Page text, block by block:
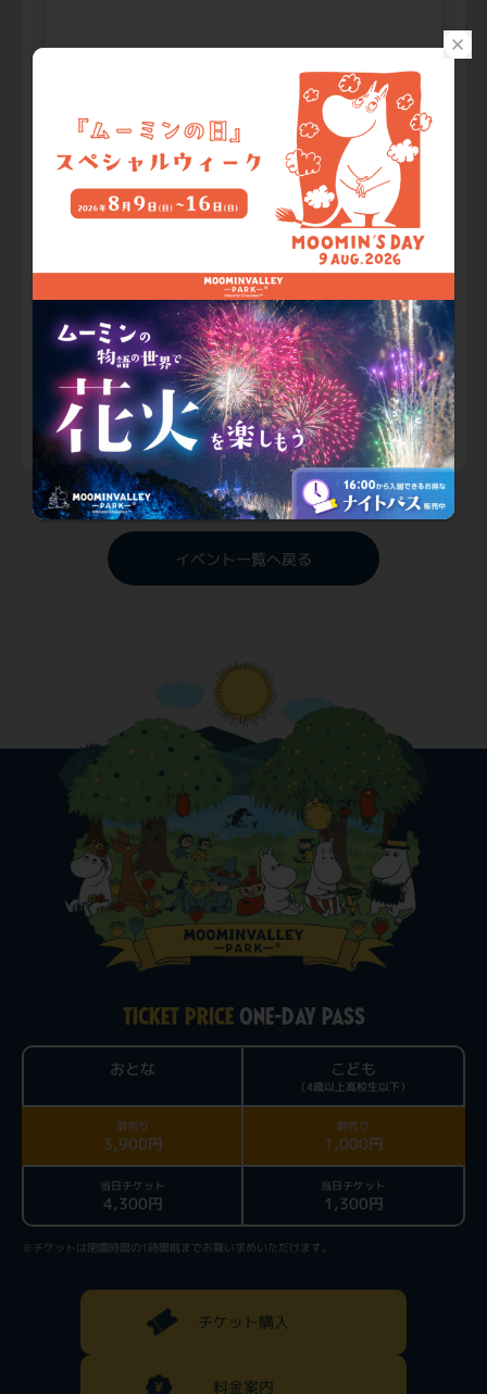
この投稿をInstagramで見る
ムーミンバレーパーク MOOMINVALLEY PARK(@moominvalleypark)がシェアした投稿
イベント一覧へ戻る
TICKET PRICEONE-DAY PASS
おとな こども
（4歳以上高校生以下）
前売り
3,900円
前売り
1,000円
当日チケット
4,300円
当日チケット
1,300円
※チケットは閉園時間の1時間前までお買い求めいただけます。
チケット購入
料金案内